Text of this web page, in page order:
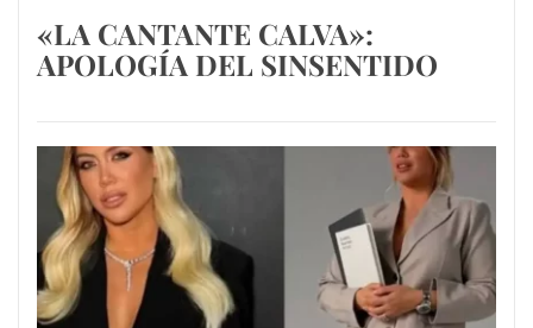
«LA CANTANTE CALVA»:
APOLOGÍA DEL SINSENTIDO